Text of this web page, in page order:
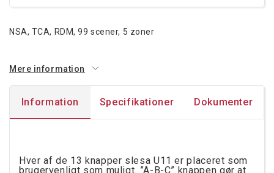
NSA, TCA, RDM, 99 scener, 5 zoner
Mere information
Information Specifikationer Dokumenter
Hver af de 13 knapper slesa U11 er placeret som
brugervenligt som muligt. ”A-B-C” knappen gør at